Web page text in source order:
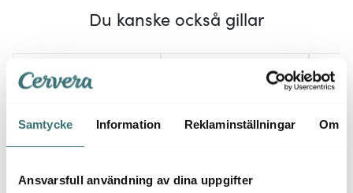
Samtycke Information Reklaminställningar Om
Ansvarsfull användning av dina uppgifter
Du kanske också gillar
Superklipp 50%